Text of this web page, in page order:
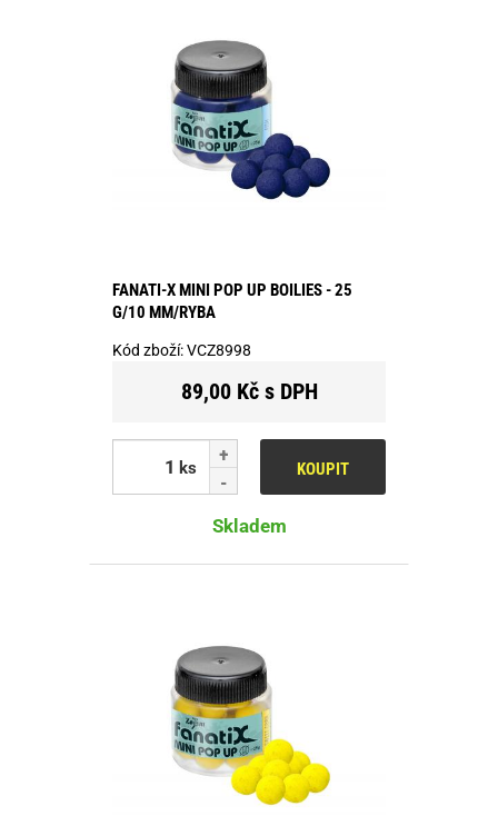
FANATI-X MINI POP UP BOILIES - 25
G/10 MM/RYBA
Kód zboží:VCZ8998
89,00 Kč s DPH
ks KOUPIT
Skladem